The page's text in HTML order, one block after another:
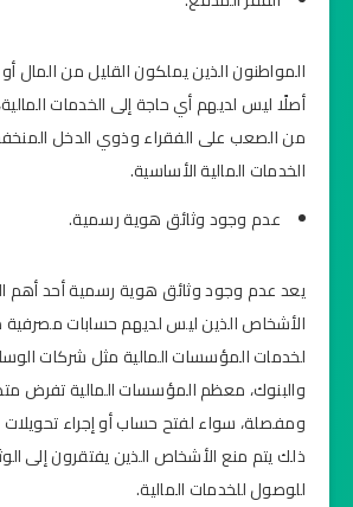
المواطنون الذين يملكون القليل من المال
أصلًا ليس لديهم أي حاجة إلى الخدمات
من الصعب على الفقراء وذوي الدخل
الخدمات المالية الأساسية.
عدم وجود وثائق هوية رسمية.
يعد عدم وجود وثائق هوية رسمية أحد أهم
الأشخاص الذين ليس لديهم حسابات
لخدمات المؤسسات المالية مثل شركات
والبنوك، معظم المؤسسات المالية تفرض
ومفصلة، سواء لفتح حساب أو إجراء تحويلات
ذلك يتم منع الأشخاص الذين يفتقرون إلى
للوصول للخدمات المالية.